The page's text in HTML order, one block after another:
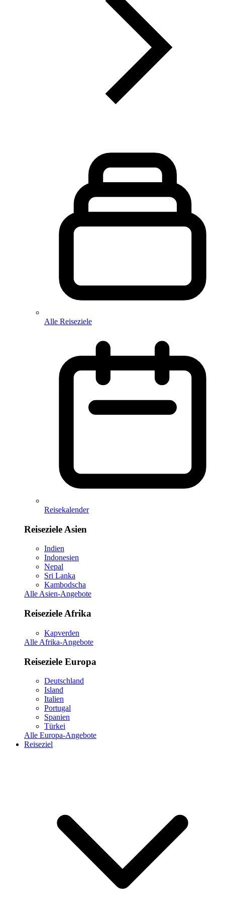
Alle Reiseziele
Reisekalender
Reiseziele Asien
Indien
Indonesien
Nepal
Sri Lanka
Kambodscha
Alle Asien-Angebote
Reiseziele Afrika
Kapverden
Alle Afrika-Angebote
Reiseziele Europa
Deutschland
Island
Italien
Portugal
Spanien
Türkei
Alle Europa-Angebote
Reiseziel